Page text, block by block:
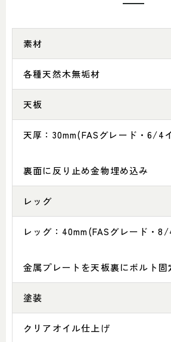
素材
各種天然木無垢材
天板
天厚：30mm(FASグレード・6/4
裏面に反り止め金物埋め込み
レッグ
レッグ：40mm(FASグレード・
金属プレートを天板裏にボルト固
塗装
クリアオイル仕上げ